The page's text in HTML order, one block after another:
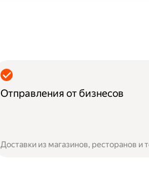
Отправления от бизнесов
Доставки из магазинов, ресторанов и